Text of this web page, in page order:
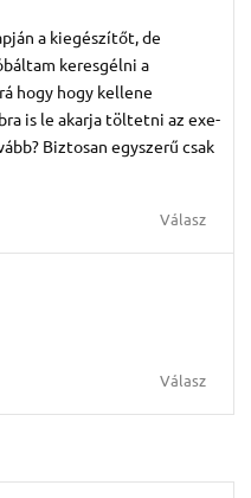
a kiegészítőt, de
keresgélni a
hogy hogy kellene
is le akarja töltetni az exe-
Biztosan egyszerű csak
Válasz
Válasz